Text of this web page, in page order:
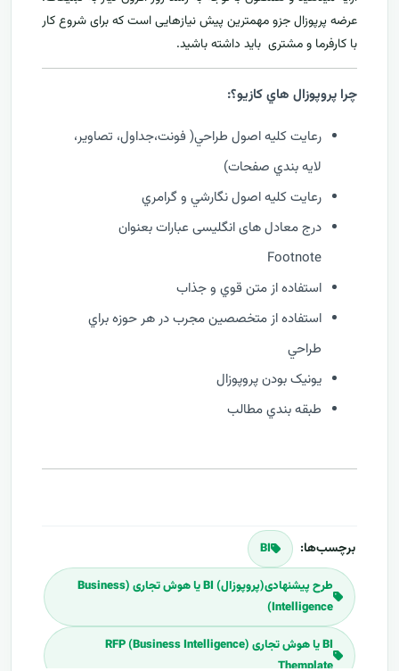
عرضه پرپوزال جزو مهمترين پیش نیازهایی است که برای شروع کار
با کارفرما و مشتری بايد داشته باشيد.
چرا پروپوزال هاي کازيو؟:
رعايت کليه اصول طراحي( فونت،جداول، تصاوير،
لايه بندي صفحات)
رعايت کليه اصول نگارشي و گرامري
درج معادل های انگلیسی عبارات بعنوان
Footnote
استفاده از متن قوي و جذاب
استفاده از متخصصين مجرب در هر حوزه براي
طراحي
يونيک بودن پروپوزال
طبقه بندي مطالب
برچسب‌ها: BI
طرح پیشنهادی(پروپوزال) BI یا هوش تجاری (Business
Intelligence)
BI یا هوش تجاری (Business Intelligence) RFP
Themplate